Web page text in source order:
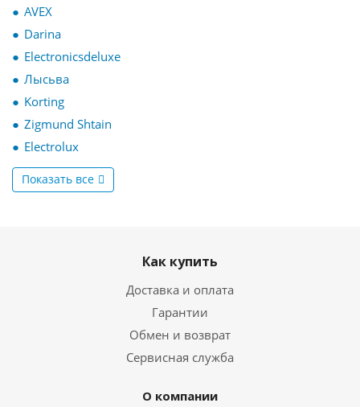
AVEX
Darina
Electronicsdeluxe
Лысьва
Korting
Zigmund Shtain
Electrolux
Показать все
Как купить
Доставка и оплата
Гарантии
Обмен и возврат
Сервисная служба
О компании